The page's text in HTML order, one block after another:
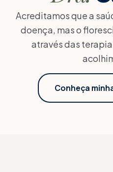
TRATAMENTO DE INTERESSE
Constelação Familiar
PREFIRO SER ATENDIDO NO
Acreditamos que a
doença, mas o
através das
Conheça